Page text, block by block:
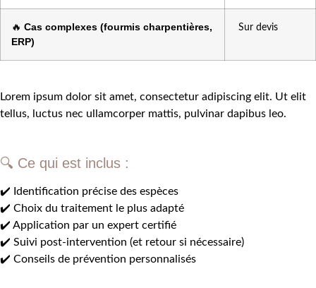
🔥 Cas complexes (fourmis charpentières,
ERP)
Sur devis
Lorem ipsum dolor sit amet, consectetur adipiscing elit. Ut elit
tellus, luctus nec ullamcorper mattis, pulvinar dapibus leo.
🔍 Ce qui est inclus :
✔️ Identification précise des espèces
✔️ Choix du traitement le plus adapté
✔️ Application par un expert certifié
✔️ Suivi post-intervention (et retour si nécessaire)
✔️ Conseils de prévention personnalisés